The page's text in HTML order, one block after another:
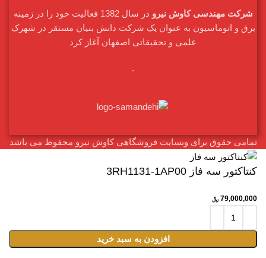
شرکت مهندسی کاوش نیرو
در سال 1382 فعالیت خود را در زمینه
برق و اتوماسیون به عنوان یک شرکت دانش بنیان مستقر در شهرک
علمی و تحقیقاتی اصفهان آغاز کرد
.
تمامی حقوق برای وبسایت فروشگاهی کاوش نیرو محفوظ می باشد
کنتاکتور سه فاز 3RH1131-1AP00
79,000,000 ﷼
افزودن به سبد خرید